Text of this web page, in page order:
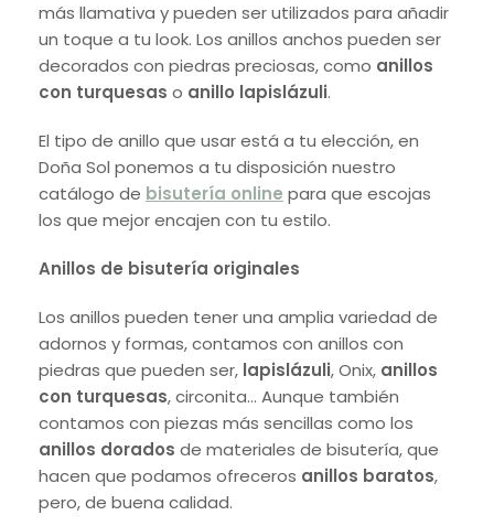
más llamativa y pueden ser utilizados para añadir
un toque a tu look. Los anillos anchos pueden ser
decorados con piedras preciosas, como anillos
con turquesas o anillo lapislázuli.
El tipo de anillo que usar está a tu elección, en
Doña Sol ponemos a tu disposición nuestro
catálogo de bisutería online para que escojas
los que mejor encajen con tu estilo.
Anillos de bisutería originales
Los anillos pueden tener una amplia variedad de
adornos y formas, contamos con anillos con
piedras que pueden ser, lapislázuli, Onix, anillos
con turquesas, circonita… Aunque también
contamos con piezas más sencillas como los
anillos doradosde materiales de bisutería, que
hacen que podamos ofreceros anillos baratos,
pero, de buena calidad.